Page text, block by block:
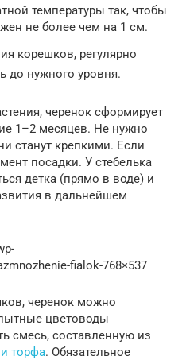
температуры так, чтобы
не более чем на 1 см.
корешков, регулярно
до нужного уровня.
черенок сформирует
1–2 месяцев. Не нужно
станут крепкими. Если
посадки. У стебелька
детка (прямо в воде) и
в дальнейшем
fialok-768×537
черенок можно
цветоводы
смесь, составленную из
торфа. Обязательное